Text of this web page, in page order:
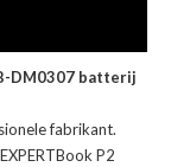
DM0307 batterij
fabrikant.
P2